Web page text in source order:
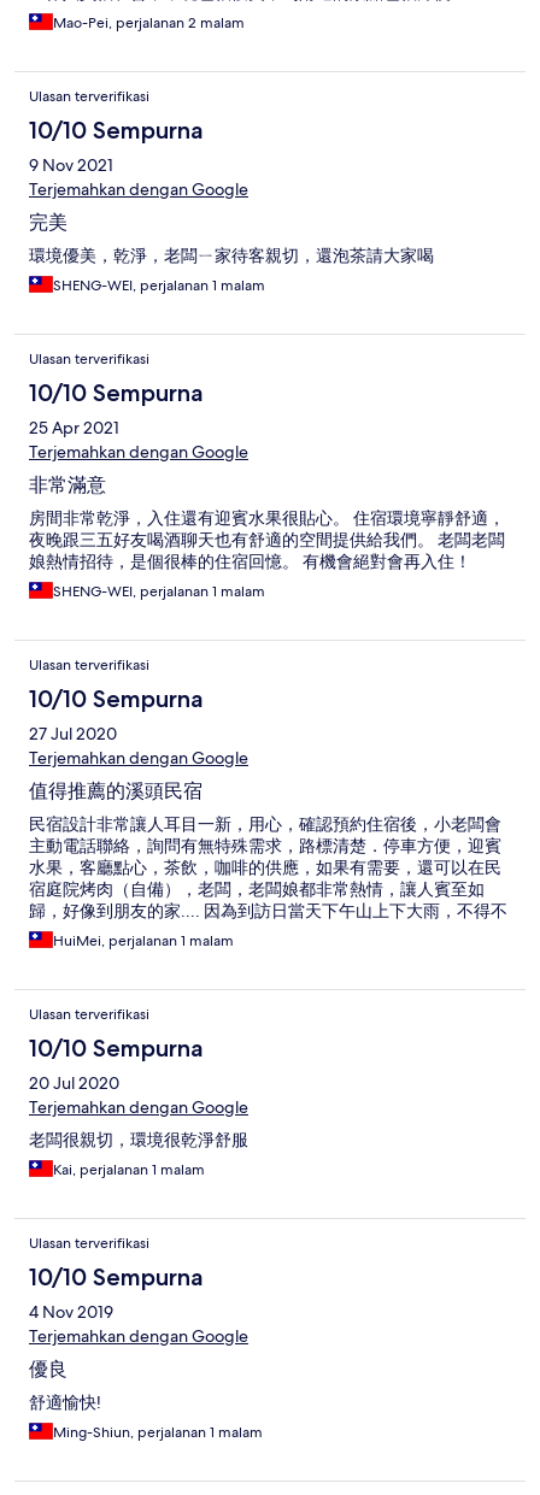
Mao-Pei, perjalanan 2 malam
Ulasan terverifikasi
10/10 Sempurna
9 Nov 2021
Terjemahkan dengan Google
完美
環境優美，乾淨，老闆ㄧ家待客親切，還泡茶請大家喝
SHENG-WEI, perjalanan 1 malam
Ulasan terverifikasi
10/10 Sempurna
25 Apr 2021
Terjemahkan dengan Google
非常滿意
房間非常乾淨，入住還有迎賓水果很貼心。 住宿環境寧靜舒適，
夜晚跟三五好友喝酒聊天也有舒適的空間提供給我們。 老闆老闆
娘熱情招待，是個很棒的住宿回憶。 有機會絕對會再入住！
SHENG-WEI, perjalanan 1 malam
Ulasan terverifikasi
10/10 Sempurna
27 Jul 2020
Terjemahkan dengan Google
值得推薦的溪頭民宿
民宿設計非常讓人耳目一新，用心，確認預約住宿後，小老闆會
主動電話聯絡，詢問有無特殊需求，路標清楚．停車方便，迎賓
水果，客廳點心，茶飲，咖啡的供應，如果有需要，還可以在民
宿庭院烤肉（自備），老闆，老闆娘都非常熱情，讓人賓至如
歸，好像到朋友的家.... 因為到訪日當天下午山上下大雨，不得不
取消某些行程，提早在14:30到達，但是民宿堅持只能15:00才能
報到，因為房間要除濕;早餐可以自由選擇中式或西式，但是西式
軟的那種床墊，其中一個又爆彈簧的感覺....雙人房就還不錯！ 除
此以外，碧雪杉林是非常完美的住宿經驗。
HuiMei, perjalanan 1 malam
Ulasan terverifikasi
10/10 Sempurna
20 Jul 2020
Terjemahkan dengan Google
老闆很親切，環境很乾淨舒服
Kai, perjalanan 1 malam
Ulasan terverifikasi
10/10 Sempurna
4 Nov 2019
Terjemahkan dengan Google
優良
舒適愉快!
Ming-Shiun, perjalanan 1 malam